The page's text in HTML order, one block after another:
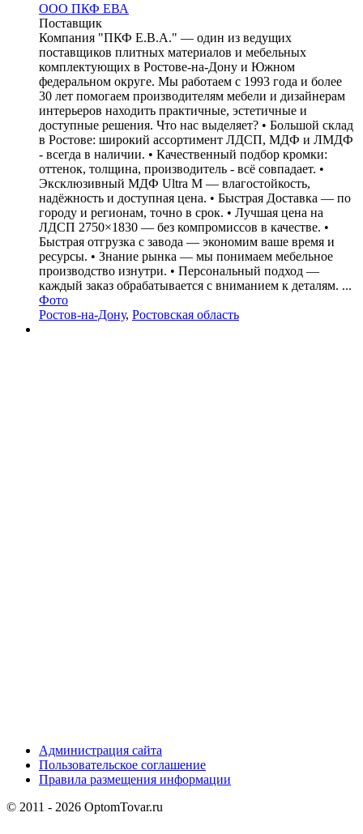
ООО ПКФ ЕВА
Поставщик
Компания "ПКФ Е.В.А." — один из ведущих
поставщиков плитных материалов и мебельных
комплектующих в Ростове-на-Дону и Южном
федеральном округе. Мы работаем с 1993 года и более
30 лет помогаем производителям мебели и дизайнерам
интерьеров находить практичные, эстетичные и
доступные решения. Что нас выделяет? • Большой склад
в Ростове: широкий ассортимент ЛДСП, МДФ и ЛМДФ
- всегда в наличии. • Качественный подбор кромки:
оттенок, толщина, производитель - всё совпадает. •
Эксклюзивный МДФ Ultra M — влагостойкость,
надёжность и доступная цена. • Быстрая Доставка — по
городу и регионам, точно в срок. • Лучшая цена на
ЛДСП 2750×1830 — без компромиссов в качестве. •
Быстрая отгрузка с завода — экономим ваше время и
ресурсы. • Знание рынка — мы понимаем мебельное
производство изнутри. • Персональный подход —
каждый заказ обрабатывается с вниманием к деталям. ...
Фото
Ростов-на-Дону, Ростовская область
Администрация сайта
Пользовательское соглашение
Правила размещения информации
© 2011 - 2026 OptomTovar.ru